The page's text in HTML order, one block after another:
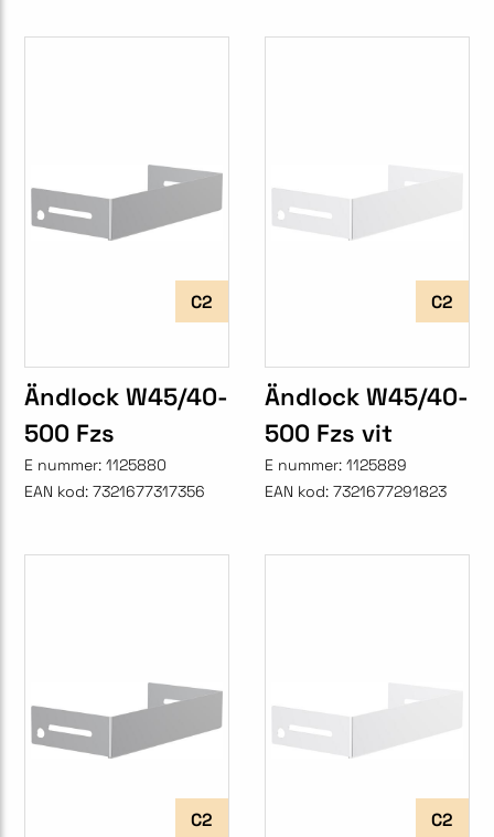
C2
Ändlock W45/40-
500 Fzs
E nummer: 1125880
EAN kod: 7321677317356
C2
Ändlock W45/40-
500 Fzs vit
E nummer: 1125889
EAN kod: 7321677291823
C2 C2